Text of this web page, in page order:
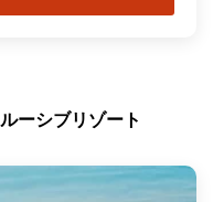
ーシブリゾート